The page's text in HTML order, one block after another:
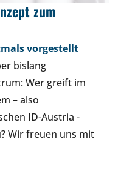
zum
vorgestellt
bislang
Wer greift im
– also
ID-Austria -
Wir freuen uns mit